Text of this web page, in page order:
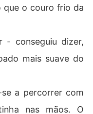
que o couro frio da
- conseguiu dizer,
mais suave do
a percorrer com
nas mãos. O